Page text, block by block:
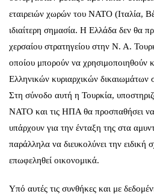
εταιρειών χωρών του ΝΑΤΟ (Ιταλία,
ιδιαίτερη σημασία. Η Ελλάδα δεν θα
χερσαίου στρατηγείου στην Ν. Α.
οποίου μπορούν να χρησιμοποιηθούν
Ελληνικών κυριαρχικών δικαιωμάτων
Στη σύνοδο αυτή η Τουρκία,
ΝΑΤΟ και τις ΗΠΑ θα προσπαθήσει να
υπάρχουν για την ένταξη της στα
παράλληλα να διευκολύνει την ειδική
επωφεληθεί οικονομικά.
Υπό αυτές τις συνθήκες και με